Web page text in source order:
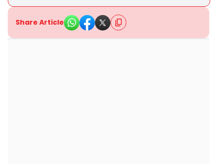
Share Article